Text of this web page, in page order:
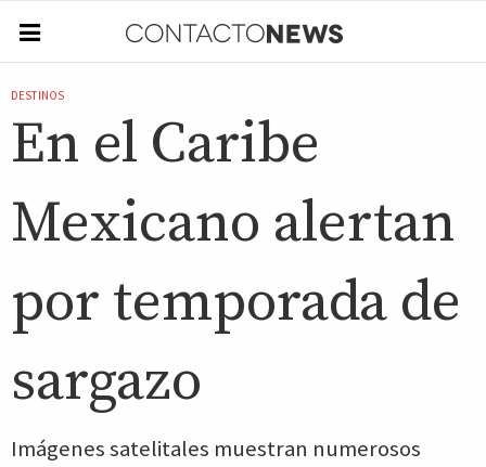
DESTINOS
En el Caribe
Mexicano alertan
por temporada de
sargazo
Imágenes satelitales muestran numerosos